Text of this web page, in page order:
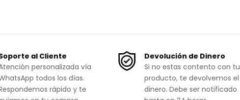
al Cliente
personalizada vía
todos los días.
rápido y te
Devolución de Dinero
Si no estas contento con tu
producto, te devolvemos el
dinero. Debe ser notificado